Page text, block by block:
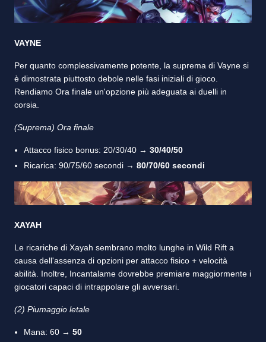
VAYNE
Per quanto complessivamente potente, la suprema di Vayne si
è dimostrata piuttosto debole nelle fasi iniziali di gioco.
Rendiamo Ora finale un'opzione più adeguata ai duelli in
corsia.
(Suprema) Ora finale
Attacco fisico bonus: 20/30/40 → 30/40/50
Ricarica: 90/75/60 secondi → 80/70/60 secondi
XAYAH
Le ricariche di Xayah sembrano molto lunghe in Wild Rift a
causa dell'assenza di opzioni per attacco fisico + velocità
abilità. Inoltre, Incantalame dovrebbe premiare maggiormente i
giocatori capaci di intrappolare gli avversari.
(2) Piumaggio letale
Mana: 60 → 50